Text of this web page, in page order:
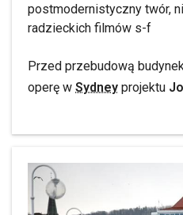
postmodernistyczny twór,
radzieckich filmów s-f
Przed przebudową
operę w Sydney projektu